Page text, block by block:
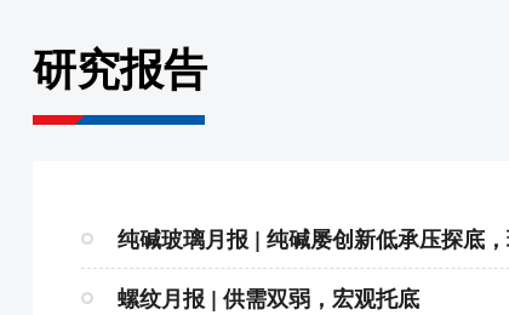
研究报告
纯碱玻璃月报 | 纯碱屡创新低承压探底
螺纹月报 | 供需双弱，宏观托底